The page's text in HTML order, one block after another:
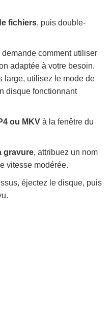
fichiers, puis double-
comment utiliser
adaptée à votre besoin.
large, utilisez le mode de
disque fonctionnant
ou MKV à la fenêtre du
gravure, attribuez un nom
vitesse modérée.
éjectez le disque, puis